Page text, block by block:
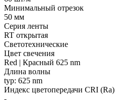
Минимальный отрезок
50 мм
Серия ленты
RT открытая
Светотехнические
Цвет свечения
Red | Красный 625 nm
Длина волны
typ: 625 nm
Индекс цветопередачи CRI (Ra)